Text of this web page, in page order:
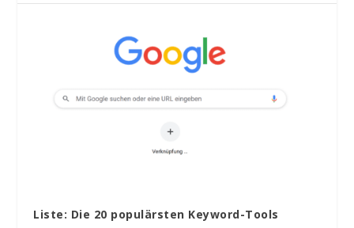
Liste: Die 20 populärsten Keyword-Tools